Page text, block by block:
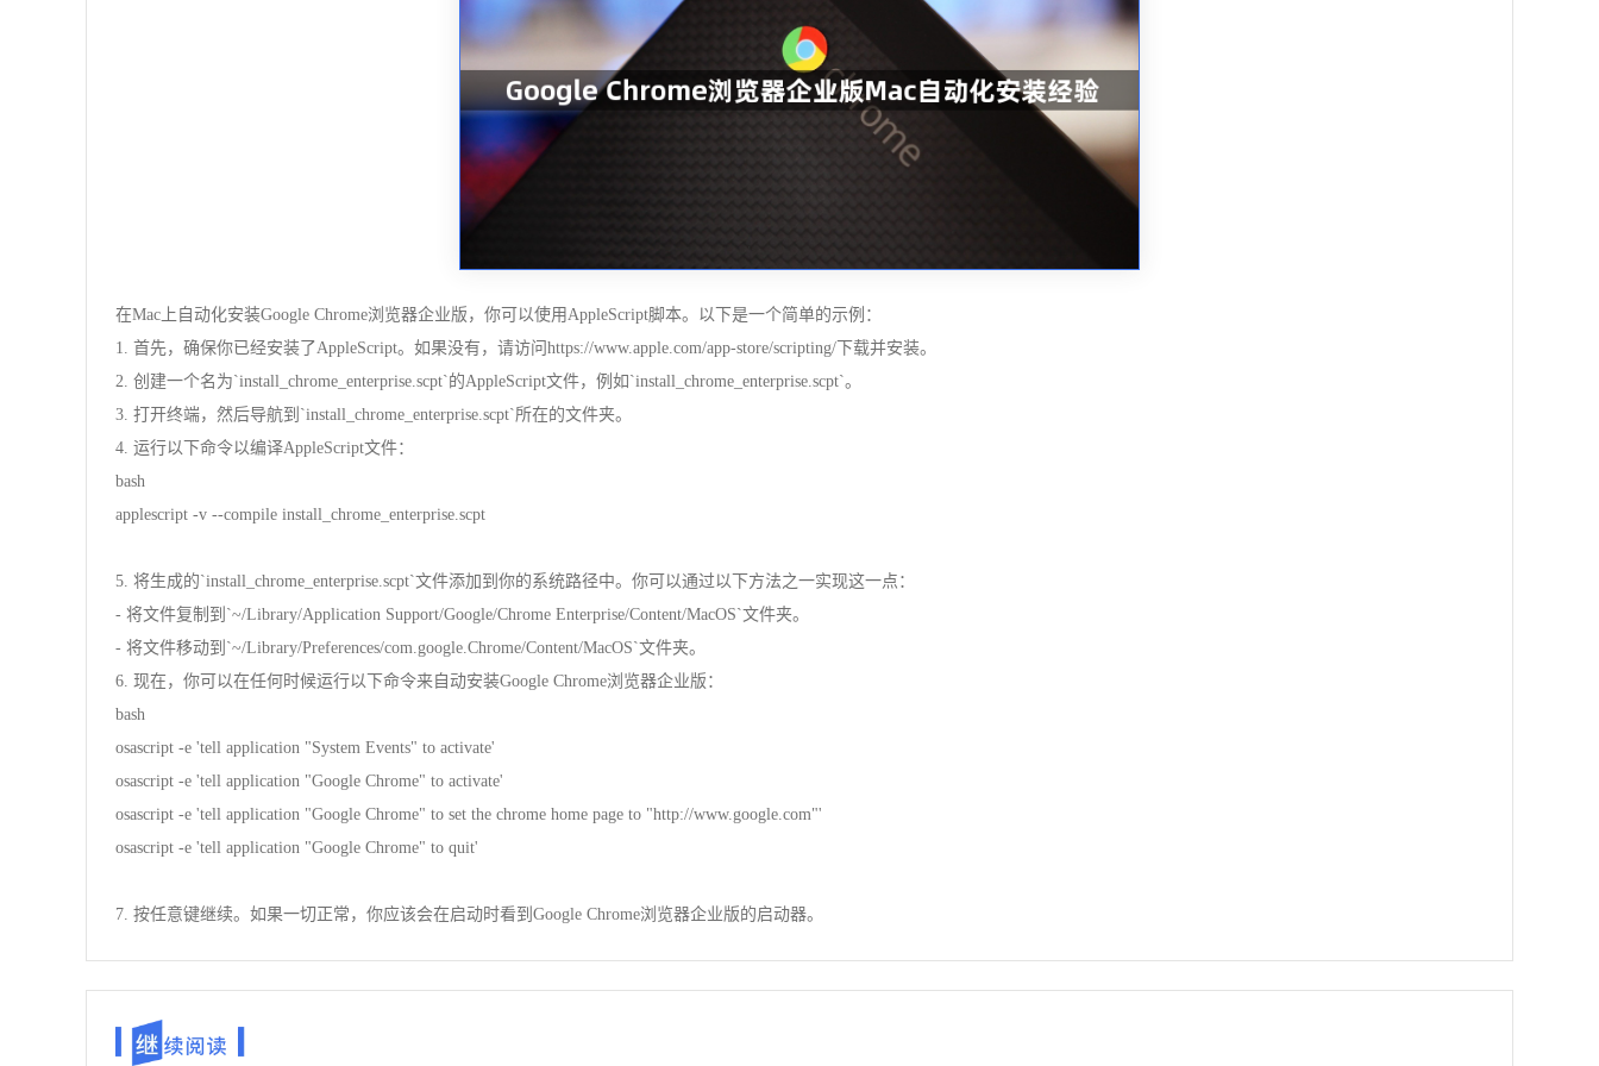
在Mac上自动化安装Google Chrome浏览器企业版，你可以使用AppleScript脚本。以下是一个简单的示例：
1. 首先，确保你已经安装了AppleScript。如果没有，请访问https://www.apple.com/app-store/scripting/下载并安装。
2. 创建一个名为`install_chrome_enterprise.scpt`的AppleScript文件，例如`install_chrome_enterprise.scpt`。
3. 打开终端，然后导航到`install_chrome_enterprise.scpt`所在的文件夹。
4. 运行以下命令以编译AppleScript文件：
bash
applescript -v --compile install_chrome_enterprise.scpt
5. 将生成的`install_chrome_enterprise.scpt`文件添加到你的系统路径中。你可以通过以下方法之一实现这一点：
- 将文件复制到`~/Library/Application Support/Google/Chrome Enterprise/Content/MacOS`文件夹。
- 将文件移动到`~/Library/Preferences/com.google.Chrome/Content/MacOS`文件夹。
6. 现在，你可以在任何时候运行以下命令来自动安装Google Chrome浏览器企业版：
bash
osascript -e 'tell application "System Events" to activate'
osascript -e 'tell application "Google Chrome" to activate'
osascript -e 'tell application "Google Chrome" to set the chrome home page to "http://www.google.com"'
osascript -e 'tell application "Google Chrome" to quit'
7. 按任意键继续。如果一切正常，你应该会在启动时看到Google Chrome浏览器企业版的启动器。